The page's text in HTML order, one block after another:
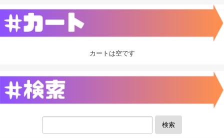
カートは空です
検索